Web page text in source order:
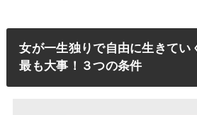
女が一生独りで自由に生きてい
最も大事！３つの条件